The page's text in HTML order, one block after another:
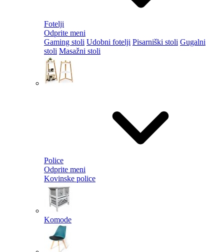
Fotelji
Odprite meni
Gaming stoli Udobni fotelji Pisarniški stoli Gugalni
stoli Masažni stoli
Police
Odprite meni
Kovinske police
Komode